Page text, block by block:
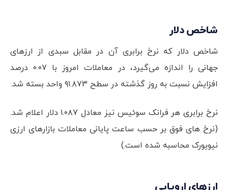
شاخص دلار
شاخص دلار که نرخ برابری آن در مقابل سبدی از ارزهای
جهانی را اندازه می‌گیرد، در معاملات امروز با ۰.۰۷ درصد
افزایش نسبت به روز گذشته در سطح ۹۱.۸۷۳ واحد بسته شد.
نرخ برابری هر فرانک سوئیس نیز معادل ۱.۰۸۷ دلار اعلام شد.
(نرخ های فوق بر حسب ساعت پایانی معاملات بازارهای ارزی
نیویورک محاسبه شده است.)
ارزهای اروپایی